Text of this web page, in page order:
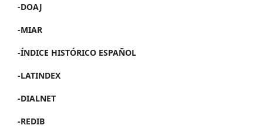
-DOAJ
-MIAR
-ÍNDICE HISTÓRICO ESPAÑOL
-LATINDEX
-DIALNET
-REDIB